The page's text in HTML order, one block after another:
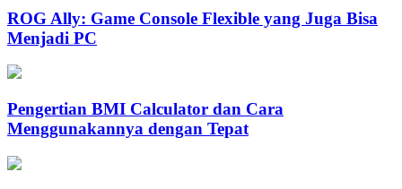
ROG Ally: Game Console Flexible yang Juga Bisa
Menjadi PC
Pengertian BMI Calculator dan Cara
Menggunakannya dengan Tepat